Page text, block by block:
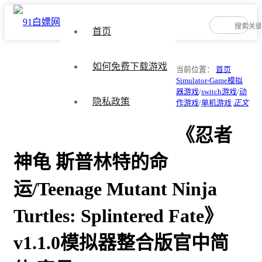
首页
如何免费下载游戏
隐私政策
当前位置： 首页
Simulator-Game模拟
器游戏/switch游戏/动
作游戏/单机游戏 正文
《忍者
神龟 斯普林特的命
运/Teenage Mutant Ninja
Turtles: Splintered Fate》
v1.1.0模拟器整合版官中简